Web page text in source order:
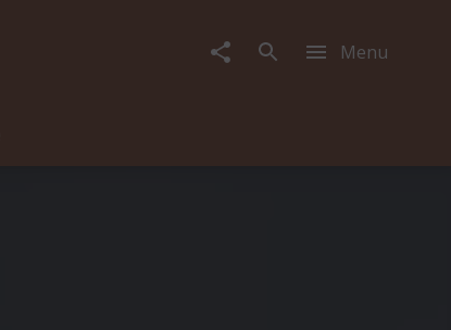
Menu